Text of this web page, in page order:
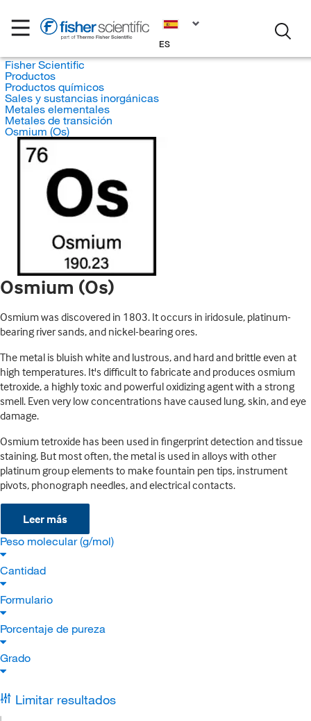
ES
Fisher Scientific
Productos
Productos químicos
Sales y sustancias inorgánicas
Metales elementales
Metales de transición
Osmium (Os)
Osmium (Os)
Osmium was discovered in 1803. It occurs in iridosule, platinum-
bearing river sands, and nickel-bearing ores.
The metal is bluish white and lustrous, and hard and brittle even at
high temperatures. It's difficult to fabricate and produces osmium
tetroxide, a highly toxic and powerful oxidizing agent with a strong
smell. Even very low concentrations have caused lung, skin, and eye
damage.
Osmium tetroxide has been used in fingerprint detection and tissue
staining. But most often, the metal is used in alloys with other
platinum group elements to make fountain pen tips, instrument
pivots, phonograph needles, and electrical contacts.
Leer más
Peso molecular (g/mol)
Cantidad
Formulario
Porcentaje de pureza
Grado
Limitar resultados